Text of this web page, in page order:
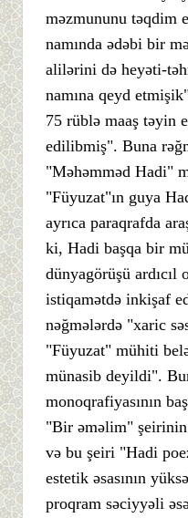
məzmununu təqdim
namında ədəbi bir
alilərini də heyəti-
namına qeyd
75 rüblə maaş təyin
edilibmiş". Buna
"Məhəmməd Hadi"
"Füyuzat"ın guya
ayrıca paraqrafda
ki, Hadi başqa bir
dünyagörüşü ardıcıl
istiqamətdə inkişaf
nəğmələrdə "xaric
"Füyuzat" mühiti
münasib deyildi".
monoqrafiyasının
"Bir əməlim" şeirinin
və bu şeiri "Hadi
estetik əsasının
proqram səciyyəli